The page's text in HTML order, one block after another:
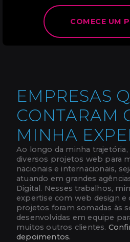
COMECE UM
EMPRESAS
CONTARAM
MINHA
Ao longo da minha
diversos projetos web para
nacionais e internacionais,
atuando em grandes
Digital. Nesses trabalhos,
expertise com web design e
projetos foram somadas às
desenvolvidas em equipe
muitos outros clientes.
depoimentos.